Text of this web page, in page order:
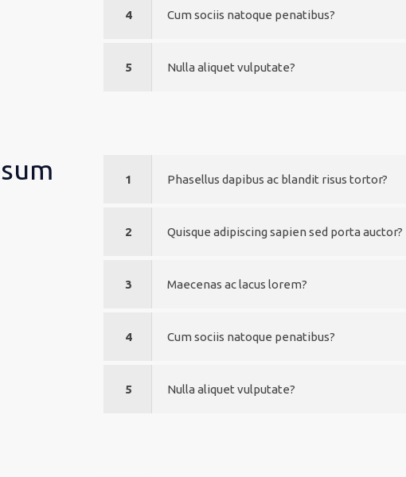
4 Cum sociis natoque penatibus?
5 Nulla aliquet vulputate?
1 Phasellus dapibus ac blandit risus tortor?
2 Quisque adipiscing sapien sed porta auctor?
3 Maecenas ac lacus lorem?
4 Cum sociis natoque penatibus?
5 Nulla aliquet vulputate?